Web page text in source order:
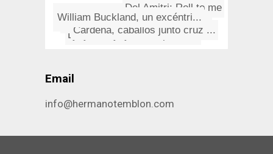
Oh, cielos!
Lynyrd Skynyrd: Simple Man
Atropellando tí­tulos
Proverbio búlgaro
Pequeño Diccionario de Parado...
Monsieur Corneta y el Escorial...
Eddie "El Águila" Edwards. El...
Del Amitri: Roll to me
Cardeña, caballos junto cruz ...
William Buckland, un excéntri...
Email
info@hermanotemblon.com